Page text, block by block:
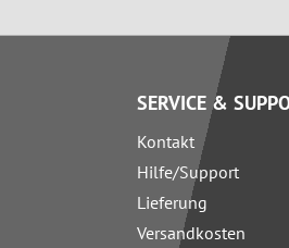
SERVICE &
Kontakt
Hilfe/Support
Lieferung
Versandkosten